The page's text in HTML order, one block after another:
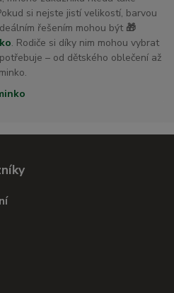
si nejste jistí velikostí, barvou
řešením mohou být 🎁
. Rodiče si díky nim mohou vybrat
– od dětského oblečení až